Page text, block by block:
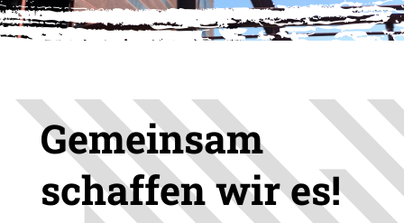
Gemeinsam
schaffen wir es!